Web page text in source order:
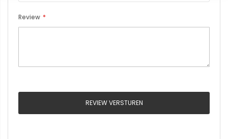
Review
REVIEW VERSTUREN